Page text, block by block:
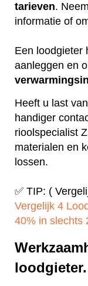
tarieven. Neem
informatie of
Een loodgieter
aanleggen en
Heeft u last
handiger
rioolspecialist
materialen en
lossen.
✅ TIP: (
Vergelijk 4
40% in slechts
loodgieter.